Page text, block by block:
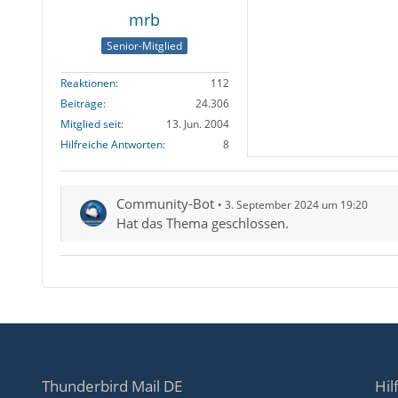
mrb
Senior-Mitglied
Reaktionen
112
Beiträge
24.306
Mitglied seit
13. Jun. 2004
Hilfreiche Antworten
8
Community-Bot 3. September 2024 um 19:20
Hat das Thema geschlossen.
Thunderbird Mail DE